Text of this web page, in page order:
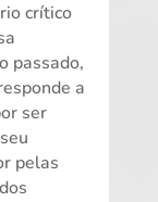
crítico
passado,
a
ser
pelas